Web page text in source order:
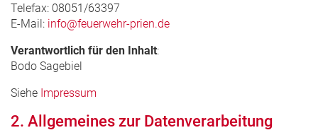
Telefax: 08051/63397
E-Mail: info@feuerwehr-prien.de
Verantwortlich für den Inhalt:
Bodo Sagebiel
Siehe Impressum
2. Allgemeines zur Datenverarbeitung